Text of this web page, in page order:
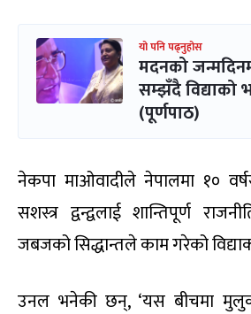
यो पनि पढ्नुहोस
मदनको
सम्झँदै विद्याको
(पूर्णपाठ)
नेकपा माओवादीले नेपालमा १०
सशस्त्र द्वन्द्वलाई शान्तिपूर्ण
जबजको सिद्धान्तले काम गरेको
उनल भनेकी छन्, ‘यस बीचमा